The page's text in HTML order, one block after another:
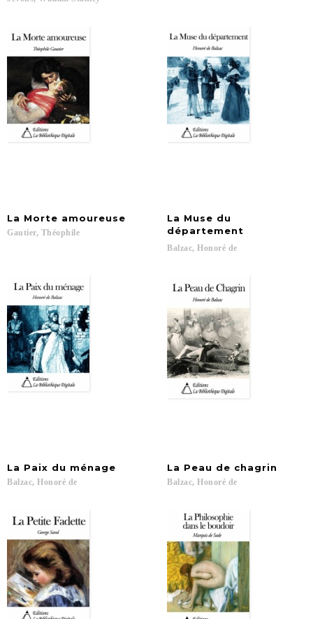
La Morte amoureuse
Gautier, Théophile
La Muse du
département
Balzac, Honoré de
La Paix du ménage
Balzac, Honoré de
La Peau de chagrin
Balzac, Honoré de